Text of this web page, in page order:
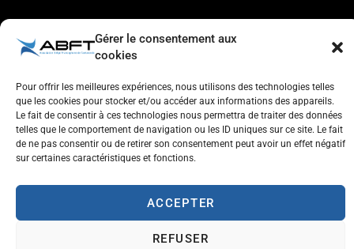
Gérer le consentement aux
cookies
Pour offrir les meilleures expériences, nous utilisons des technologies telles
que les cookies pour stocker et/ou accéder aux informations des appareils.
Le fait de consentir à ces technologies nous permettra de traiter des données
telles que le comportement de navigation ou les ID uniques sur ce site. Le fait
de ne pas consentir ou de retirer son consentement peut avoir un effet négatif
sur certaines caractéristiques et fonctions.
ACCEPTER
REFUSER
Contact
Association Belge Francophone de Taekwondo
info@abft.be
+32 (0)2 347 34 77
Copyright © 2023 ABFT.BE – Tous droits réservés